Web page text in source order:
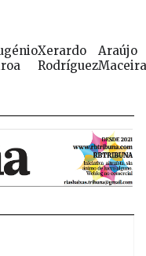
Xerardo
Rodríguez
Araújo
Maceira